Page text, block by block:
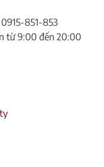
851-853
từ 9:00 đến 20:00